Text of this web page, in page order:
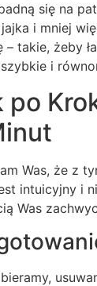
się na
i mniej
– takie, żeby
i
po
Was, że z
intuicyjny i
Was